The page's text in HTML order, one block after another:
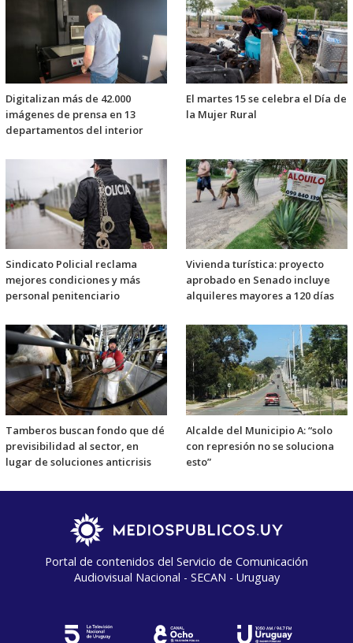
Digitalizan más de 42.000
imágenes de prensa en 13
departamentos del interior
El martes 15 se celebra el Día de
la Mujer Rural
Sindicato Policial reclama
mejores condiciones y más
personal penitenciario
Vivienda turística: proyecto
aprobado en Senado incluye
alquileres mayores a 120 días
Tamberos buscan fondo que dé
previsibilidad al sector, en
lugar de soluciones anticrisis
Alcalde del Municipio A: “solo
con represión no se soluciona
esto”
Portal de contenidos del Servicio de Comunicación
Audiovisual Nacional - SECAN - Uruguay